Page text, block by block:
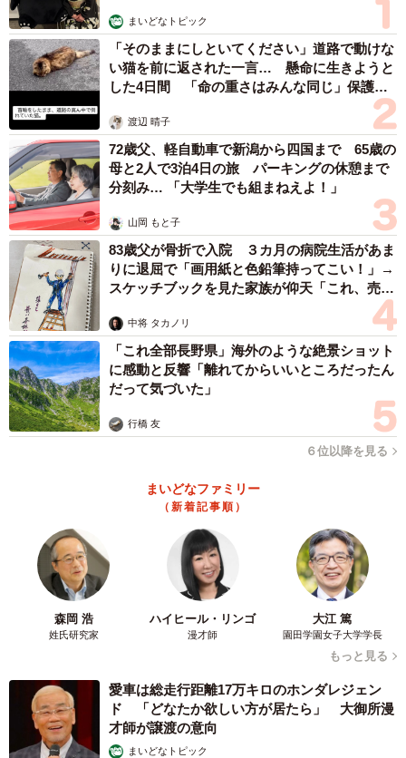
まいどなトピック
「そのままにしといてください」道路で動けな
い猫を前に返された一言… 懸命に生きようと
した4日間 「命の重さはみんな同じ」保護団
渡辺 晴子
72歳父、軽自動車で新潟から四国まで 65歳の
母と2人で3泊4日の旅 パーキングの休憩まで
分刻み… 「大学生でも組まねえよ！」
山岡 もと子
83歳父が骨折で入院 ３カ月の病院生活があま
りに退屈で「画用紙と色鉛筆持ってこい！」→
スケッチブックを見た家族が仰天「これ、売れ
中将 タカノリ
「これ全部長野県」海外のような絶景ショット
に感動と反響「離れてからいいところだったん
だって気づいた」
行橋 友
６位以降を見る
まいどなファミリー
（新着記事順）
森岡 浩
姓氏研究家
ハイヒール・リンゴ
漫才師
大江 篤
園田学園女子大学学長
もっと見る
愛車は総走行距離17万キロのホンダレジェン
ド 「どなたか欲しい方が居たら」 大御所漫
才師が譲渡の意向
まいどなトピック